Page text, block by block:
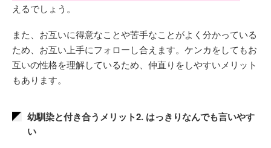
えるでしょう。
また、お互いに得意なことや苦手なことがよく分かっている
ため、お互い上手にフォローし合えます。ケンカをしてもお
互いの性格を理解しているため、仲直りをしやすいメリット
もあります。
幼馴染と付き合うメリット2. はっきりなんでも言いやす
い